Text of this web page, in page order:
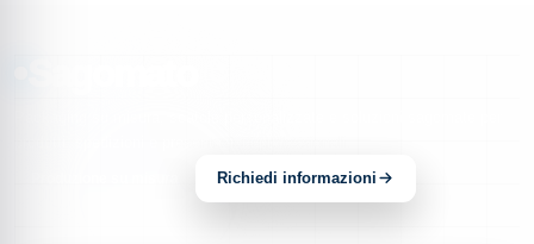
Richiedi informazioni